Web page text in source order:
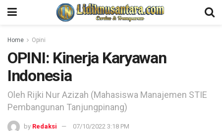
Home Opini
OPINI: Kinerja Karyawan
Indonesia
Oleh Rijki Nur Azizah (Mahasiswa Manajemen STIE
Pembangunan Tanjungpinang)
by Redaksi 07/10/2022 3:18 PM